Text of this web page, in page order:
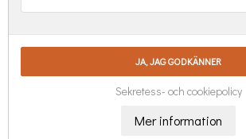
Nya produkter först
Visar 1-7 av 7 objekt
Sekretess- och cookiepolicy